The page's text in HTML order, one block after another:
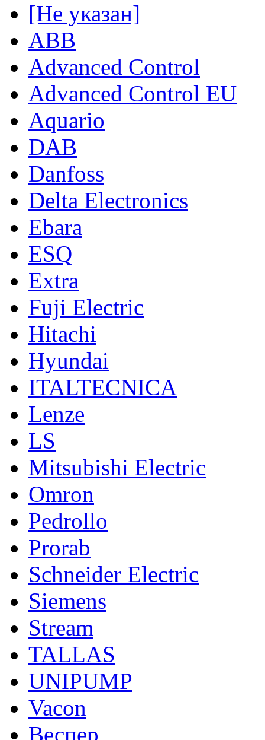
[Не указан]
ABB
Advanced Control
Advanced Control EU
Aquario
DAB
Danfoss
Delta Electronics
Ebara
ESQ
Extra
Fuji Electric
Hitachi
Hyundai
ITALTECNICA
Lenze
LS
Mitsubishi Electric
Omron
Pedrollo
Prorab
Schneider Electric
Siemens
Stream
TALLAS
UNIPUMP
Vacon
Веспер